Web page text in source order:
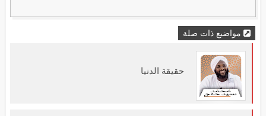
مواضيع ذات صلة
حقيقة الدنيا